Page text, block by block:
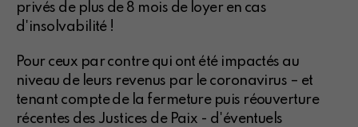
privés de plus de 8 mois de loyer en cas
d'insolvabilité !
Pour ceux par contre qui ont été impactés au
niveau de leurs revenus par le coronavirus – et
tenant compte de la fermeture puis réouverture
récentes des Justices de Paix - d'éventuels